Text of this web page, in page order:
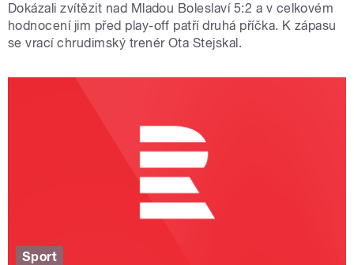
Dokázali zvítězit nad Mladou Boleslaví 5:2 a v celkovém
hodnocení jim před play-off patří druhá příčka. K zápasu
se vrací chrudimský trenér Ota Stejskal.
Sport